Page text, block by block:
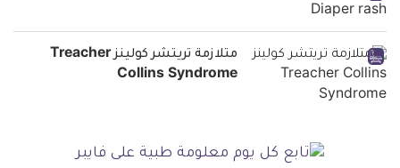
متلازمة تريتشر كولينز Treacher
Collins Syndrome